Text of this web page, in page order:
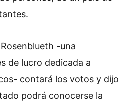
-una
de lucro dedicada a
contará los votos y dijo
podrá conocerse la